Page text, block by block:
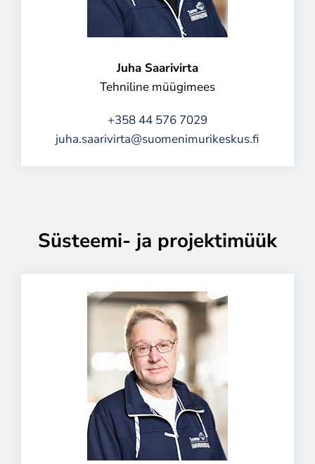
Juha Saarivirta
Tehniline müügimees
+358 44 576 7029
juha.saarivirta@suomenimurikeskus.fi
Süsteemi- ja projektimüük